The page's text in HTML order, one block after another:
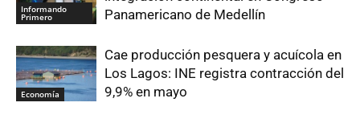
Informando
Primero
Panamericano de Medellín
Economía
Cae producción pesquera y acuícola en
Los Lagos: INE registra contracción del
9,9% en mayo